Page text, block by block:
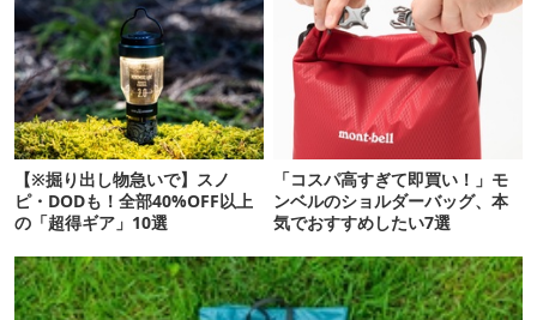
【※掘り出し物急いで】スノ
ピ・DODも！全部40%OFF以上
の「超得ギア」10選
「コスパ高すぎて即買い！」モ
ンベルのショルダーバッグ、本
気でおすすめしたい7選